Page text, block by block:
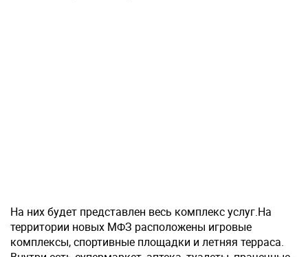
На них будет представлен весь комплекс услуг.На
территории новых МФЗ расположены игровые
комплексы, спортивные площадки и летняя терраса.